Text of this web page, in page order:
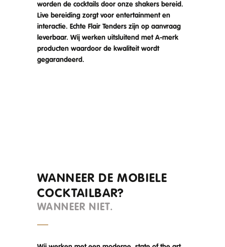
worden de cocktails door onze shakers bereid.
Live bereiding zorgt voor entertainment en
interactie. Echte Flair Tenders zijn op aanvraag
leverbaar. Wij werken uitsluitend met A-merk
producten waardoor de kwaliteit wordt
gegarandeerd.
WANNEER DE MOBIELE
COCKTAILBAR?
WANNEER NIET.